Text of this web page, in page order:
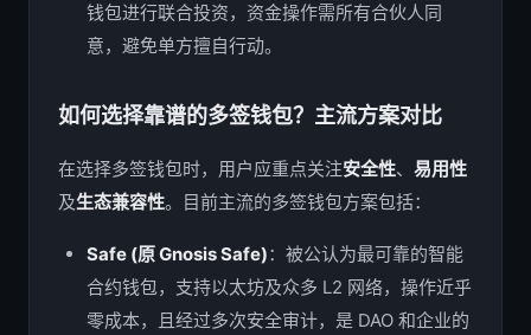
钱包进行联合投资，资金操作需所有合伙人同
意，避免单方擅自行动。
如何选择靠谱的多签钱包？主流方案对比
在选择多签钱包时，用户应重点关注安全性、 易用性
及生态兼容性。目前主流的多签钱包方案包括：
Safe (原 Gnosis Safe)：被公认为最可靠的智能
合约钱包，支持以太坊及众多 L2 网络，操作近乎
零成本，且经过多次安全审计，是 DAO 和企业的